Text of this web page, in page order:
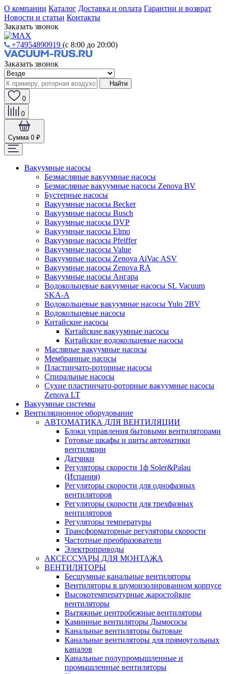
О компании Каталог Доставка и оплата Гарантии и возврат
Новости и статьи Контакты
Заказать звонок
+74954890919 (с 8:00 до 20:00)
Заказать звонок
Найти
0
0
Сумма 0 ₽
Вакуумные насосы
Безмасляные вакуумные насосы
Безмасляные вакуумные насосы Zenova BV
Бустерные насосы
Вакуумные насосы Becker
Вакуумные насосы Busch
Вакуумные насосы DVP
Вакуумные насосы Elmo
Вакуумные насосы Pfeiffer
Вакуумные насосы Value
Вакуумные насосы Zenova AiVac ASV
Вакуумные насосы Zenova RA
Вакуумные насосы Ангара
Водокольцевые вакуумные насосы SL Vacuum
SKA-A
Водокольцевые вакуумные насосы Yulo 2BV
Водокольцевые насосы
Китайские насосы
Китайские вакуумные насосы
Китайские водокольцевые насосы
Масляные вакуумные насосы
Мембранные насосы
Пластинчато-роторные насосы
Спиральные насосы
Сухие пластинчато-роторные вакуумные насосы
Zenova LT
Вакуумные системы
Вентиляционное оборудование
АВТОМАТИКА ДЛЯ ВЕНТИЛЯЦИИ
Блоки управления бытовыми вентиляторами
Готовые шкафы и щиты автоматики
вентиляции
Датчики
Регуляторы скорости 1ф Soler&Palau
(Испания)
Регуляторы скорости для однофазных
вентиляторов
Регуляторы скорости для трехфазных
вентиляторов
Регуляторы температуры
Трансформаторные регуляторы скорости
Частотные преобразователи
Электроприводы
АКСЕССУАРЫ ДЛЯ МОНТАЖА
ВЕНТИЛЯТОРЫ
Бесшумные канальные вентиляторы
Вентиляторы в шумоизолированном корпусе
Высокотемпературные жаростойкие
вентиляторы
Вытяжные центробежные вентиляторы
Каминные вентиляторы Дымососы
Канальные вентиляторы бытовые
Канальные вентиляторы для прямоугольных
каналов
Канальные полупромышленные и
промышленные вентиляторы